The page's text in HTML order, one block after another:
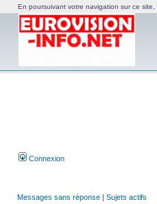
Connexion
Messages sans réponse | Sujets actifs
En poursuivant votre navigation sur ce